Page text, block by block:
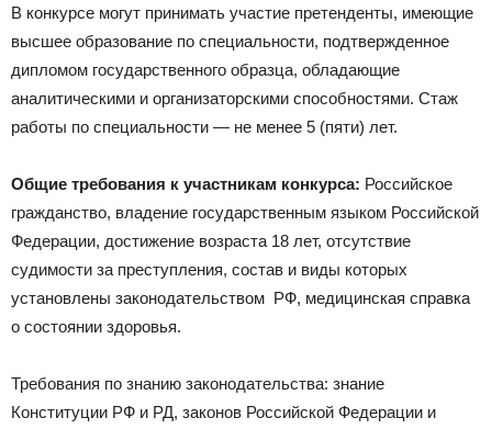
В конкурсе могут принимать участие претенденты, имеющие
высшее образование по специальности, подтвержденное
дипломом государственного образца, обладающие
аналитическими и организаторскими способностями. Стаж
работы по специальности — не менее 5 (пяти) лет.
Общие требования к участникам конкурса: Российское
гражданство, владение государственным языком Российской
Федерации, достижение возраста 18 лет, отсутствие
судимости за преступления, состав и виды которых
установлены законодательством РФ, медицинская справка
о состоянии здоровья.
Требования по знанию законодательства: знание
Конституции РФ и РД, законов Российской Федерации и